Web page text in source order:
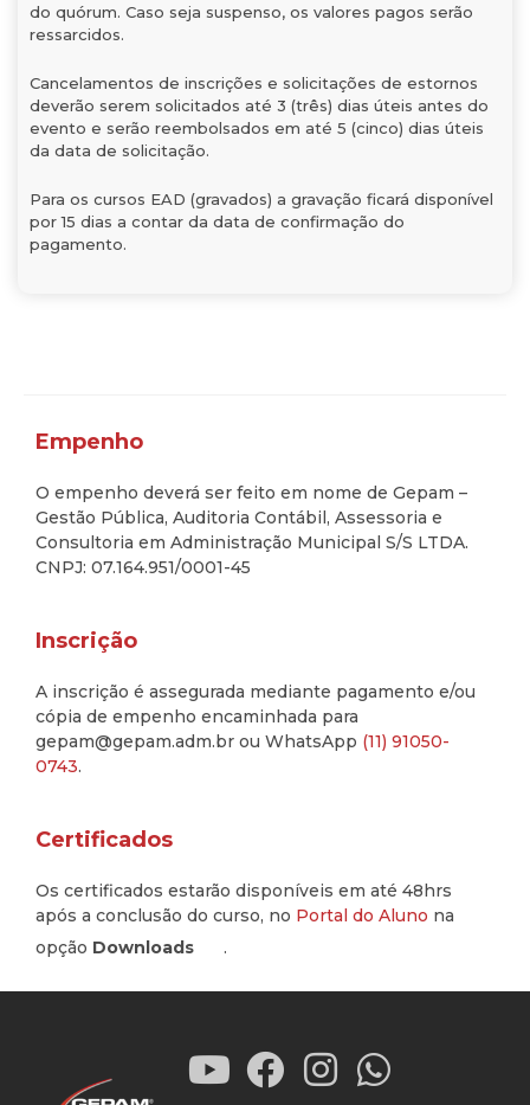
do quórum. Caso seja suspenso, os valores pagos serão
ressarcidos.
Cancelamentos de inscrições e solicitações de estornos
deverão serem solicitados até 3 (três) dias úteis antes do
evento e serão reembolsados em até 5 (cinco) dias úteis
da data de solicitação.
Para os cursos EAD (gravados) a gravação ficará disponível
por 15 dias a contar da data de confirmação do
pagamento.
Empenho
O empenho deverá ser feito em nome de Gepam –
Gestão Pública, Auditoria Contábil, Assessoria e
Consultoria em Administração Municipal S/S LTDA.
CNPJ: 07.164.951/0001-45
Inscrição
A inscrição é assegurada mediante pagamento e/ou
cópia de empenho encaminhada para
gepam@gepam.adm.br ou WhatsApp (11) 91050-
0743.
Certificados
Os certificados estarão disponíveis em até 48hrs
após a conclusão do curso, no Portal do Aluno na
opção Downloads .